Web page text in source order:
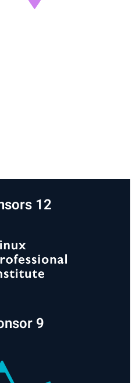
12 bit Sponsors